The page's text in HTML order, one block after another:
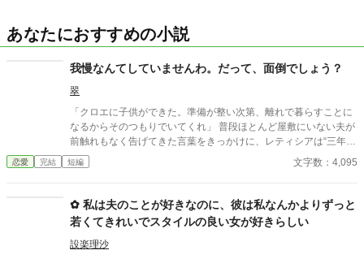
あなたにおすすめの小説
我慢なんてしていませんわ。だって、面倒でしょう？
翠
「クロエに子供ができた。準備が整い次第、離れで暮らすことに
なるからそのつもりでいてくれ」 普段ほとんど屋敷にいない夫が
前触れもなく告げてきた言葉をきっかけに、レティシアは“三年
間”の契約を終わらせることにした。 赤の他人を屋敷に迎えるこ
とはしない。 不要なものに感情を砕く理由などない。 「だって、
切り捨ててしまいましょう。
恋愛 完結 短編 文字数：4,095
✿ 私は夫のことが好きなのに、彼は私なんかよりずっと
若くてきれいでスタイルの良い女が好きらしい
設楽理沙